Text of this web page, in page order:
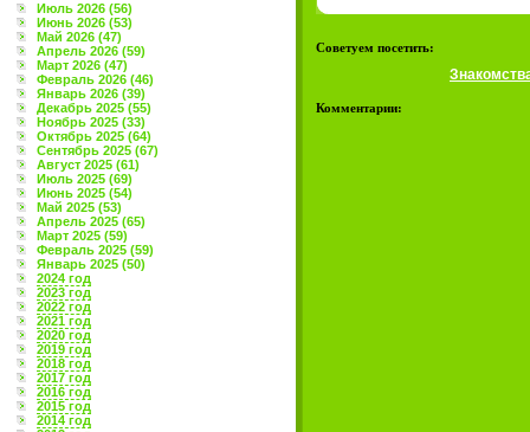
Июль 2026 (56)
Июнь 2026 (53)
Май 2026 (47)
Апрель 2026 (59)
Март 2026 (47)
Февраль 2026 (46)
Январь 2026 (39)
Декабрь 2025 (55)
Ноябрь 2025 (33)
Октябрь 2025 (64)
Сентябрь 2025 (67)
Август 2025 (61)
Июль 2025 (69)
Июнь 2025 (54)
Май 2025 (53)
Апрель 2025 (65)
Март 2025 (59)
Февраль 2025 (59)
Январь 2025 (50)
2024 год
2023 год
2022 год
2021 год
2020 год
2019 год
2018 год
2017 год
2016 год
2015 год
2014 год
Советуем посетить:
Комментарии: